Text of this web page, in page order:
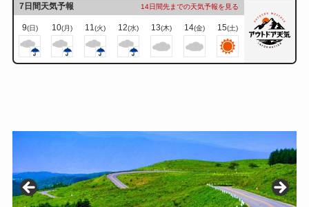
7日間天気予報 14日間先までの天気予報を見る
9(日) 10(月) 11(火) 12(水) 13(木) 14(金) 15(土)